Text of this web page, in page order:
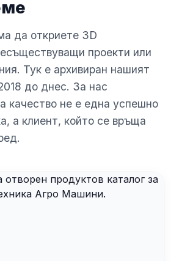
да откриете 3D
проекти или
Тук е архивиран нашият
до днес. За нас
качество не е една успешно
а клиент, който се връща